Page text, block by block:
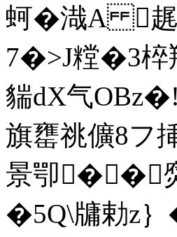
蚵�渽A 趘
7�>J糛�3
貒dΧ气
旗罋祧儣8フ
景卾��
�5Q\牗勅z